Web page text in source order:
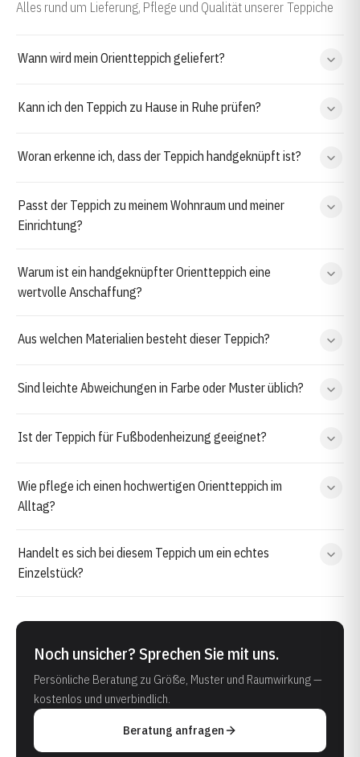
Alles rund um Lieferung, Pflege und Qualität unserer Teppiche
Wann wird mein Orientteppich geliefert?
Kann ich den Teppich zu Hause in Ruhe prüfen?
Woran erkenne ich, dass der Teppich handgeknüpft ist?
Passt der Teppich zu meinem Wohnraum und meiner
Einrichtung?
Warum ist ein handgeknüpfter Orientteppich eine
wertvolle Anschaffung?
Aus welchen Materialien besteht dieser Teppich?
Sind leichte Abweichungen in Farbe oder Muster üblich?
Ist der Teppich für Fußbodenheizung geeignet?
Wie pflege ich einen hochwertigen Orientteppich im
Alltag?
Handelt es sich bei diesem Teppich um ein echtes
Einzelstück?
Noch unsicher? Sprechen Sie mit uns.
Persönliche Beratung zu Größe, Muster und Raumwirkung —
kostenlos und unverbindlich.
Beratung anfragen